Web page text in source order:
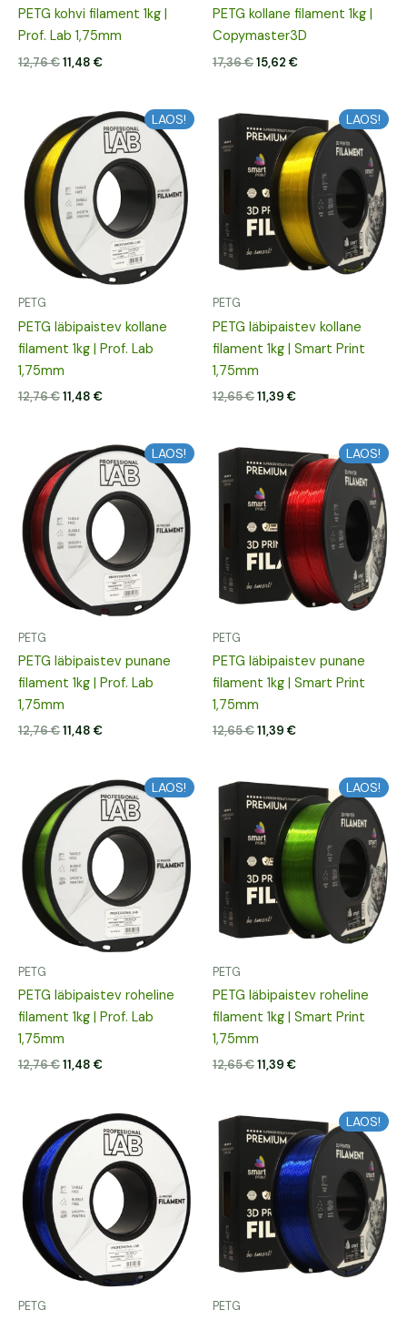
PETG kohvi filament 1kg |
Prof. Lab 1,75mm
12,76€11,48 €
PETG kollane filament 1kg |
Copymaster3D
17,36€15,62 €
LAOS!
PETG
PETG läbipaistev kollane
filament 1kg | Prof. Lab
1,75mm
12,76€
Algne
hind
oli:
12,76 €.
11,48 €
Praegune
hind
on:
11,48 €.
LAOS!
PETG
PETG läbipaistev kollane
filament 1kg | Smart Print
1,75mm
12,65€
Algne
hind
12,65 €.
11,39 €
Praegune
hind
on:
11,39 €.
LAOS!
PETG
PETG läbipaistev punane
filament 1kg | Prof. Lab
1,75mm
12,76€
Algne
hind
oli:
12,76 €.
11,48 €
Praegune
hind
on:
11,48 €.
LAOS!
PETG
PETG läbipaistev punane
filament 1kg | Smart Print
1,75mm
12,65€
Algne
hind
12,65 €.
11,39 €
Praegune
hind
on:
11,39 €.
LAOS!
PETG
PETG läbipaistev roheline
filament 1kg | Prof. Lab
1,75mm
12,76€
Algne
hind
oli:
12,76 €.
11,48 €
Praegune
hind
on:
11,48 €.
LAOS!
PETG
PETG läbipaistev roheline
filament 1kg | Smart Print
1,75mm
12,65€
Algne
hind
12,65 €.
11,39 €
Praegune
hind
on:
11,39 €.
PETG
Algne
hind
oli:
12,76 €.
Praegune
hind
on:
11,48 €.
LAOS!
PETG
Algne
hind
12,62 €.
Praegune
hind
on:
11,36 €.